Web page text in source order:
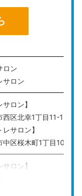
ルオフィスなど
豊富に拠点が
い場所を自由に
外でのビジネス
してもらえるの
と、世界中にある
す。海外出張先
せや仕事ができ
にスタッフが常
け取ることも可
受け取れるのは
ロン
サロン
サロン】
西区北幸1丁目11-1 水信
レサロン】
中区桜木町1丁目101-1
サロン】
分
サロン】